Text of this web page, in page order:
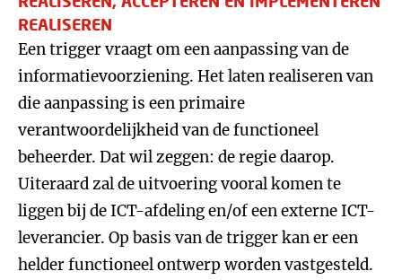
REALISEREN
Een trigger vraagt om een aanpassing van de
informatievoorziening. Het laten realiseren van
die aanpassing is een primaire
verantwoordelijkheid van de functioneel
beheerder. Dat wil zeggen: de regie daarop.
Uiteraard zal de uitvoering vooral komen te
liggen bij de ICT-afdeling en/of een externe ICT-
leverancier. Op basis van de trigger kan er een
helder functioneel ontwerp worden vastgesteld.